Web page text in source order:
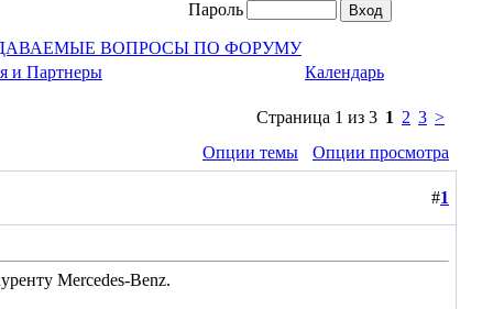
Пароль
ВОПРОСЫ ПО ФОРУМУ
и Партнеры
Календарь
Страница 1 из 3 1 2 3 >
Опции темы
Опции просмотра
#1
Mercedes-Benz.